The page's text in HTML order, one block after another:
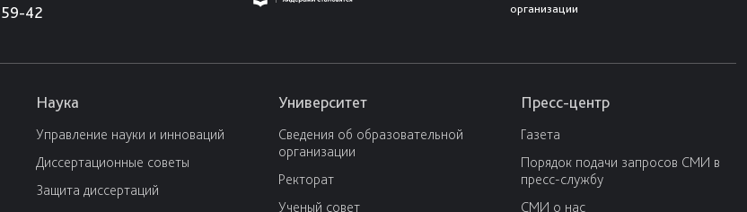
42
организации
Наука
Управление науки и инноваций
Диссертационные советы
Защита диссертаций
Университет
Сведения об образовательной
организации
Ректорат
Ученый совет
Пресс-центр
Газета
Порядок подачи запросов СМИ в
пресс-службу
СМИ о нас